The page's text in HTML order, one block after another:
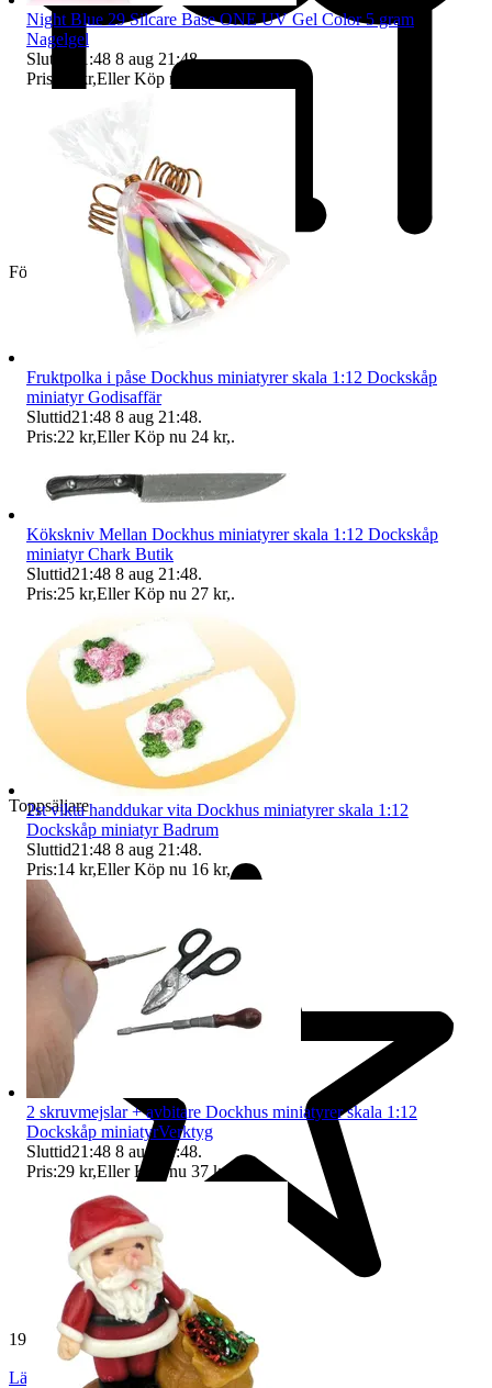
Företag
Toppsäljare
19 269 omdömen
Läs omdömen Följ
Night Blue 29 Silcare Base ONE UV Gel Color 5 gram
Nagelgel
Sluttid
21:48 8 aug 21:48.
Pris:
23 kr,Eller Köp nu
Fruktpolka i påse Dockhus miniatyrer skala 1:12 Dockskåp
miniatyr Godisaffär
Sluttid21:48 8 aug 21:48.
Pris:22 kr,Eller Köp nu 24 kr,.
Kökskniv Mellan Dockhus miniatyrer skala 1:12 Dockskåp
miniatyr Chark Butik
Sluttid21:48 8 aug 21:48.
Pris:25 kr,Eller Köp nu 27 kr,.
2st vikta handdukar vita Dockhus miniatyrer skala 1:12
Dockskåp miniatyr Badrum
Sluttid21:48 8 aug 21:48.
Pris:14 kr,Eller Köp nu 16 kr,.
2 skruvmejslar + avbitare Dockhus miniatyrer skala 1:12
Dockskåp miniatyrVerktyg
Sluttid21:48 8 aug 21:48.
Pris:29 kr,Eller Köp nu 37 kr,